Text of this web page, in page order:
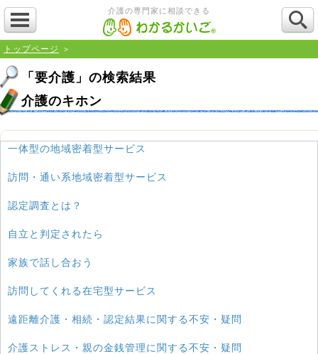
介護の専門家に相談できる
トップページ ＞
「要介護」の検索結果
介護のキホン
一体型の地域密着型サービス
訪問・通い系地域密着型サービス
認定調査とは？
自立と判定されたら
家族で話し合おう
訪問してくれる在宅型サービス
遠距離介護・相続・認定結果に関する不安・疑問
介護ストレス・親の金銭管理に関する不安・疑問